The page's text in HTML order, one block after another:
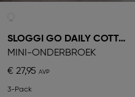
SLOGGI GO DAILY COTTON
MINI-ONDERBROEK
€ 27,95
3-Pack